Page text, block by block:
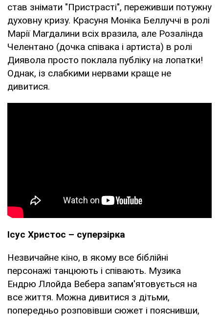
став знімати "Пристрасті", переживши потужну
духовну кризу. Красуня Моніка Беллуччі в ролі
Марії Магдалини всіх вразила, але Розалінда
Челентано (дочка співака і артиста) в ролі
Диявола просто поклала публіку на лопатки!
Однак, із слабкими нервами краще не
дивитися.
Ісус Христос – суперзірка
Незвичайне кіно, в якому все біблійні
персонажі танцюють і співають. Музика
Ендрю Ллойда Вебера запам'ятовується на
все життя. Можна дивитися з дітьми,
попередньо розповівши сюжет і пояснивши,